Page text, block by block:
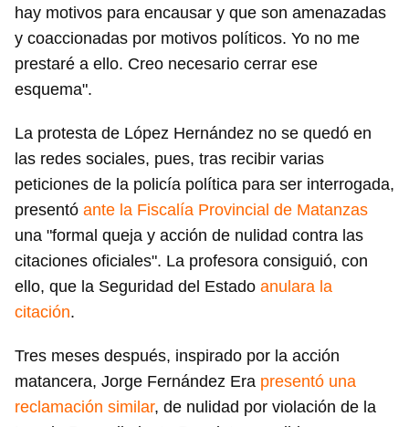
hay motivos para encausar y que son amenazadas
y coaccionadas por motivos políticos. Yo no me
prestaré a ello. Creo necesario cerrar ese
esquema".
La protesta de López Hernández no se quedó en
las redes sociales, pues, tras recibir varias
peticiones de la policía política para ser interrogada,
presentó ante la Fiscalía Provincial de Matanzas
una "formal queja y acción de nulidad contra las
citaciones oficiales". La profesora consiguió, con
ello, que la Seguridad del Estado anulara la
citación.
Tres meses después, inspirado por la acción
matancera, Jorge Fernández Era presentó una
reclamación similar, de nulidad por violación de la